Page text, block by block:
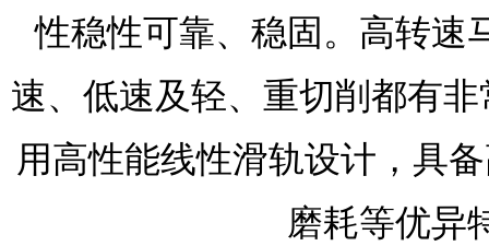
性稳性可靠、稳固。高转速
速、低速及轻、重切削都有
用高性能线性滑轨设计，具
磨耗等优异